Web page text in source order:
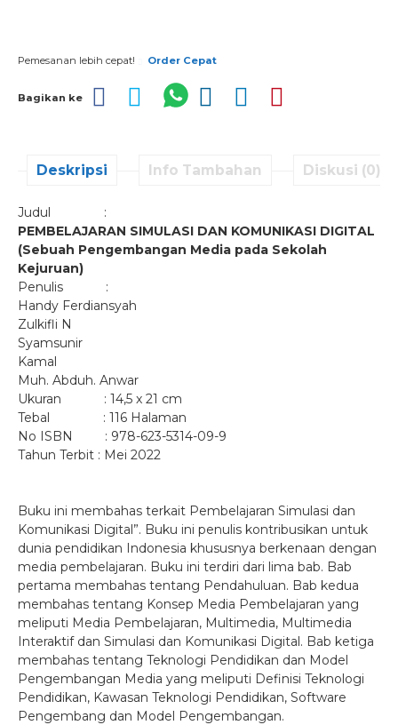
Pemesanan lebih cepat! Order Cepat
Bagikan ke
Deskripsi Info Tambahan Diskusi (0)
Judul :
PEMBELAJARAN SIMULASI DAN KOMUNIKASI DIGITAL
(Sebuah Pengembangan Media pada Sekolah
Kejuruan)
Penulis :
Handy Ferdiansyah
Zulkifli N
Syamsunir
Kamal
Muh. Abduh. Anwar
Ukuran : 14,5 x 21 cm
Tebal : 116 Halaman
No ISBN : 978-623-5314-09-9
Tahun Terbit : Mei 2022
Buku ini membahas terkait Pembelajaran Simulasi dan
Komunikasi Digital”. Buku ini penulis kontribusikan untuk
dunia pendidikan Indonesia khususnya berkenaan dengan
media pembelajaran. Buku ini terdiri dari lima bab. Bab
pertama membahas tentang Pendahuluan. Bab kedua
membahas tentang Konsep Media Pembelajaran yang
meliputi Media Pembelajaran, Multimedia, Multimedia
Interaktif dan Simulasi dan Komunikasi Digital. Bab ketiga
membahas tentang Teknologi Pendidikan dan Model
Pengembangan Media yang meliputi Definisi Teknologi
Pendidikan, Kawasan Teknologi Pendidikan, Software
Pengembang dan Model Pengembangan.